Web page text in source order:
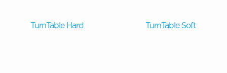
TurnTable Hard TurnTable Soft